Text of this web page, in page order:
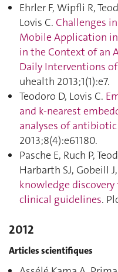
Ehrler F, Wipfli R,
Lovis C. Challenges
Mobile Application
in the Context of an
Daily Interventions
uhealth 2013;1(1):e7.
Teodoro D, Lovis C.
and k-nearest
analyses of
2013;8(4):e61180.
Pasche E, Ruch P,
Harbarth SJ, Gobeill
knowledge
clinical guidelines.
2012
Articles scientifiques